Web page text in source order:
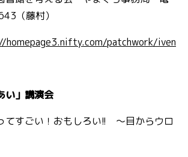
（藤村）
homepage3.nifty.com/patchwork/iven
い」講演会
すごい！おもしろい!! ～目からウロ